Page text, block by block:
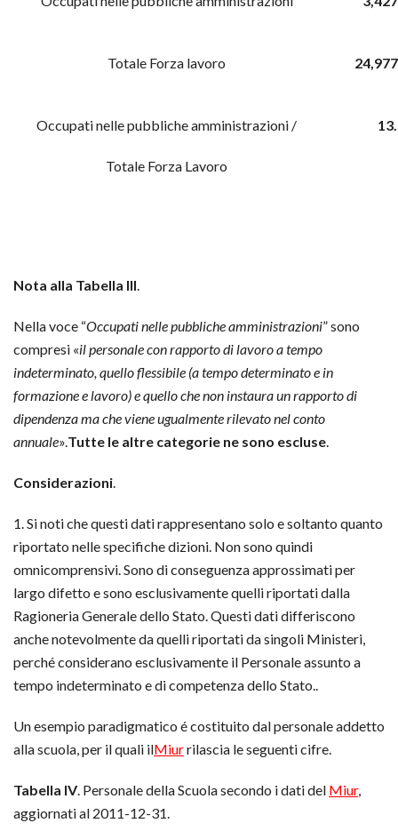
Totale Forza lavoro
Occupati nelle pubbliche amministrazioni /
Totale Forza Lavoro
Nota alla Tabella III.
Nella voce “Occupati nelle pubbliche amministrazioni” sono
compresi «il personale con rapporto di lavoro a tempo
indeterminato, quello flessibile (a tempo determinato e in
formazione e lavoro) e quello che non instaura un rapporto di
dipendenza ma che viene ugualmente rilevato nel conto
annuale».Tutte le altre categorie ne sono escluse.
Considerazioni.
1. Si noti che questi dati rappresentano solo e soltanto quanto
riportato nelle specifiche dizioni. Non sono quindi
omnicomprensivi. Sono di conseguenza approssimati per
largo difetto e sono esclusivamente quelli riportati dalla
Ragioneria Generale dello Stato. Questi dati differiscono
anche notevolmente da quelli riportati da singoli Ministeri,
perché considerano esclusivamente il Personale assunto a
tempo indeterminato e di competenza dello Stato..
Un esempio paradigmatico é costituito dal personale addetto
alla scuola, per il quali ilMiurrilascia le seguenti cifre.
Tabella IV. Personale della Scuola secondo i dati del Miur,
aggiornati al 2011-12-31.